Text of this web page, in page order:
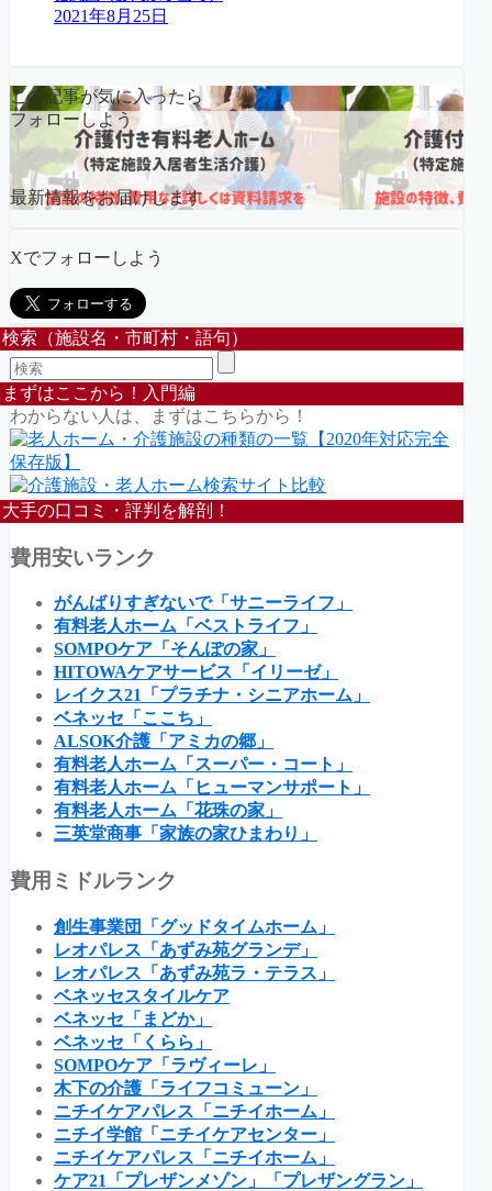
2021年8月25日
この記事が気に入ったら
フォローしよう
最新情報をお届けします
Xでフォローしよう
検索（施設名・市町村・語句）
まずはここから！入門編
わからない人は、まずはこちらから！
大手の口コミ・評判を解剖！
費用安いランク
がんばりすぎないで「サニーライフ」
有料老人ホーム「ベストライフ」
SOMPOケア「そんぽの家」
HITOWAケアサービス「イリーゼ」
レイクス21「プラチナ・シニアホーム」
ベネッセ「ここち」
ALSOK介護「アミカの郷」
有料老人ホーム「スーパー・コート」
有料老人ホーム「ヒューマンサポート」
有料老人ホーム「花珠の家」
三英堂商事「家族の家ひまわり」
費用ミドルランク
創生事業団「グッドタイムホーム」
レオパレス「あずみ苑グランデ」
レオパレス「あずみ苑ラ・テラス」
ベネッセスタイルケア
ベネッセ「まどか」
ベネッセ「くらら」
SOMPOケア「ラヴィーレ」
木下の介護「ライフコミューン」
ニチイケアパレス「ニチイホーム」
ニチイ学館「ニチイケアセンター」
ニチイケアパレス「ニチイホーム」
ケア21「プレザンメゾン」「プレザングラン」